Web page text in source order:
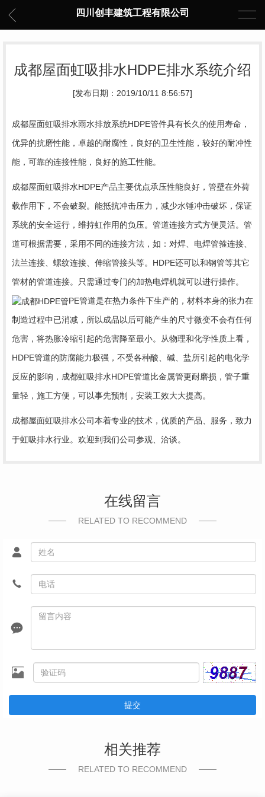
四川创丰建筑工程有限公司
成都屋面虹吸排水HDPE排水系统介绍
[发布日期：2019/10/11 8:56:57]
成都屋面虹吸排水雨水排放系统HDPE管件具有长久的使用寿命，
优异的抗磨性能，卓越的耐腐性，良好的卫生性能，较好的耐冲性
能，可靠的连接性能，良好的施工性能。
成都屋面虹吸排水HDPE产品主要优点承压性能良好，管壁在外荷
载作用下，不会破裂。能抵抗冲击压力，减少水锤冲击破坏，保证
系统的安全运行，维持虹作用的负压。管道连接方式方便灵活。管
道可根据需要，采用不同的连接方法，如：对焊、电焊管箍连接、
法兰连接、螺纹连接、伸缩管接头等。HDPE还可以和钢管等其它
管材的管道连接。只需通过专门的加热电焊机就可以进行操作。
PE管道是在热力条件下生产的，材料本身的张力在
制造过程中已消减，所以成品以后可能产生的尺寸微变不会有任何
危害，将热胀冷缩引起的危害降至最小。从物理和化学性质上看，
HDPE管道的防腐能力极强，不受各种酸、碱、盐所引起的电化学
反应的影响，成都虹吸排水HDPE管道比金属管更耐磨损，管子重
量轻，施工方便，可以事先预制，安装工效大大提高。
成都屋面虹吸排水公司本着专业的技术，优质的产品、服务，致力
于虹吸排水行业。欢迎到我们公司参观、洽谈。
在线留言
RELATED TO RECOMMEND
提交
相关推荐
RELATED TO RECOMMEND